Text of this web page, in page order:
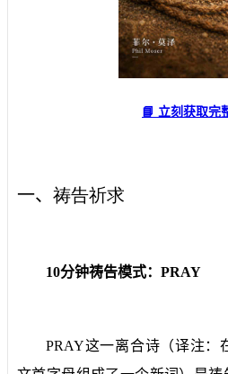
📘 立刻获取完
一、 祷告祈求
10分钟祷告模式：PRAY
PRAY这一离合诗（译注：